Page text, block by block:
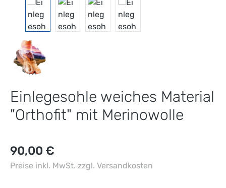
Einlegesohle weiches Material
"Orthofit" mit Merinowolle
Regulärer Preis:
90,00 €
Preise inkl. MwSt. zzgl. Versandkosten